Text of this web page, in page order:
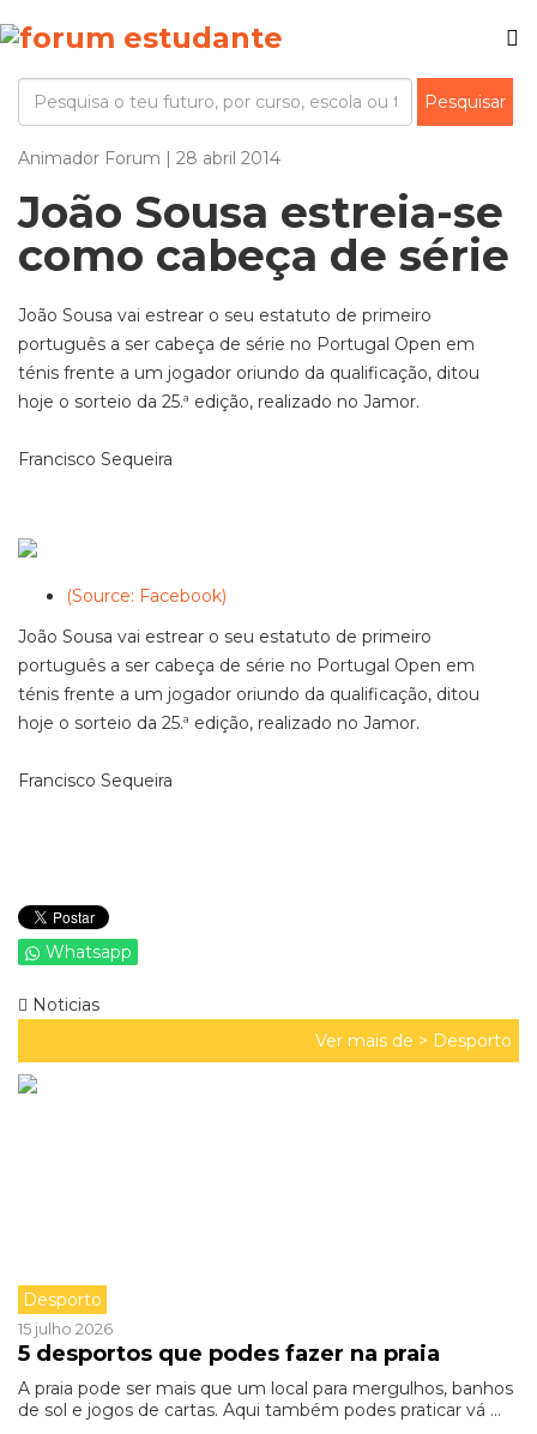
Animador Forum | 28 abril 2014
João Sousa estreia-se
como cabeça de série
João Sousa vai estrear o seu estatuto de primeiro
português a ser cabeça de série no Portugal Open em
ténis frente a um jogador oriundo da qualificação, ditou
hoje o sorteio da 25.ª edição, realizado no Jamor.
Francisco Sequeira
(Source: Facebook)
João Sousa vai estrear o seu estatuto de primeiro
português a ser cabeça de série no Portugal Open em
ténis frente a um jogador oriundo da qualificação, ditou
hoje o sorteio da 25.ª edição, realizado no Jamor.
Francisco Sequeira
Whatsapp
Noticias
Ver mais de > Desporto
Desporto
15 julho 2026
5 desportos que podes fazer na praia
A praia pode ser mais que um local para mergulhos, banhos
de sol e jogos de cartas. Aqui também podes praticar vá ...